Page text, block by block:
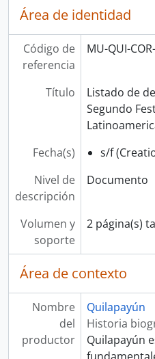
Área de identidad
Código de
referencia
MU-QUI-
Título
Listado de
Segundo
Fecha(s)
s/f
Nivel de
descripción
Documento
Volumen y
soporte
2 página(s)
Área de contexto
Nombre
del
productor
Quilapayún
Historia
Quilapayún